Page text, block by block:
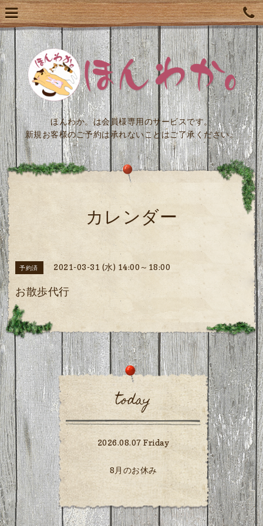
ほんわか。は会員様専用のサービスです。
新規お客様のご予約は承れないことはご了承ください。
カレンダー
予約済 2021-03-31 (水) 14:00～18:00
お散歩代行
today
2026.08.07 Friday
8月のお休み